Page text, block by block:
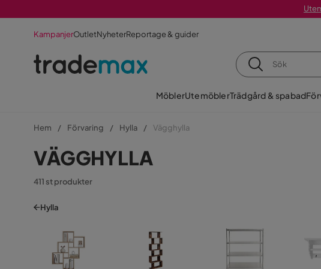
KampanjerOutletNyheterReportage & guider
MöblerUtemöblerTrädgård & spabad
Hem Förvaring Hylla Vägghylla
VÄGGHYLLA
411 st produkter
Hylla